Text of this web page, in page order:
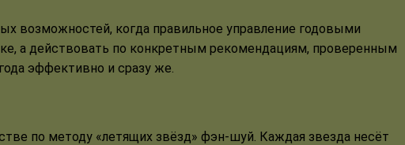
возможностей, когда правильное управление годовыми
а действовать по конкретным рекомендациям, проверенным
эффективно и сразу же.
по методу «летящих звёзд» фэн-шуй. Каждая звезда несёт